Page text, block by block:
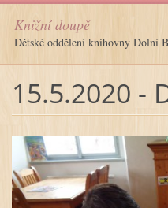
Knižní doupě
Dětské oddělení knihovny Dolní
15.5.2020 -